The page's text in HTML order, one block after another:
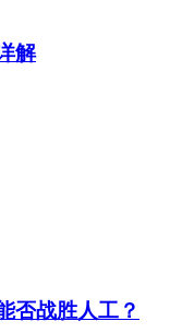
解
否战胜人工？